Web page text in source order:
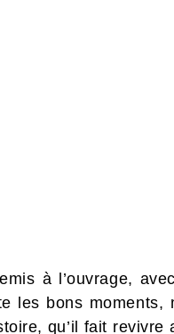
à l’ouvrage,
les bons moments,
qu’il fait revivre